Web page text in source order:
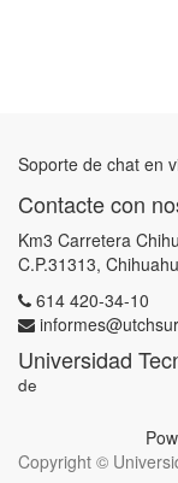
Soporte de chat en
Contacte con
Km3 Carretera
C.P.31313,
614 420-34-10
Universidad
de
Copyright ©